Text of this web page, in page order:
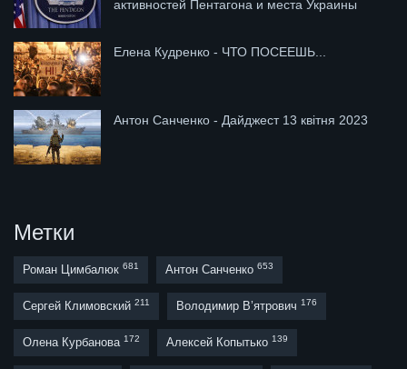
активностей Пентагона и места Украины
Елена Кудренко - ЧТО ПОСЕЕШЬ...
Антон Санченко - Дайджест 13 квітня 2023
Метки
Роман Цимбалюк 681 Антон Санченко 653
Сергей Климовский 211 Володимир В’ятрович 176
Олена Курбанова 172 Алексей Копытько 139